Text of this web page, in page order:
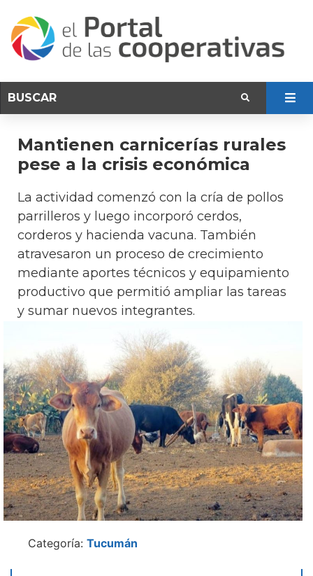
Mantienen carnicerías rurales
pese a la crisis económica
La actividad comenzó con la cría de pollos
parrilleros y luego incorporó cerdos,
corderos y hacienda vacuna. También
atravesaron un proceso de crecimiento
mediante aportes técnicos y equipamiento
productivo que permitió ampliar las tareas
y sumar nuevos integrantes.
Categoría: Tucumán